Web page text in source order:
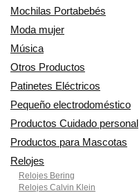
Mochilas Portabebés
Moda mujer
Música
Otros Productos
Patinetes Eléctricos
Pequeño electrodoméstico
Productos Cuidado personal
Productos para Mascotas
Relojes
Relojes Bering
Relojes Calvin Klein